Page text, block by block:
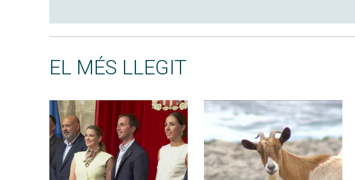
EL MÉS LLEGIT